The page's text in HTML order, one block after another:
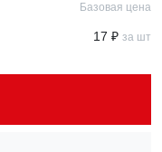
Базовая цена
17 ₽ за шт